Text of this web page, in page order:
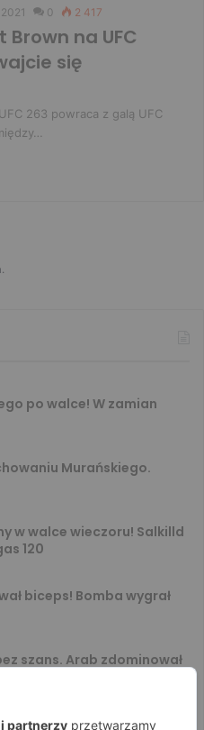
0 2 417
na UFC
się
263 powraca z galą UFC
po walce! W zamian
Murańskiego.
w walce wieczoru! Salkilld
120
biceps! Bomba wygrał
szans. Arab zdominował
przez 6. rywali. Gypsy